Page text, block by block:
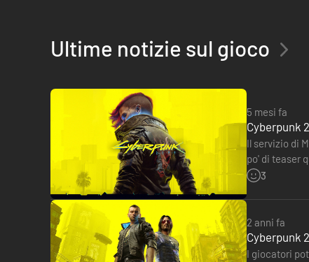
da tempo e interpretato da Keanu Reeves, fai crescere
Phantom Liberty, una nuova avventura spy-thriller per
Insieme all’agente dormiente Solomon Reed (Idris
Ultime notizie sul gioco
5 mesi fa
Cyberpunk
Il servizio di
po' di teaser
ha la lettera…
3
2 anni fa
Cyberpunk
I giocatori